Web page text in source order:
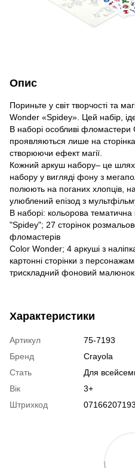
Опис
Пориньте у світ творчості та
Wonder «Spidey». Цей набір,
В наборі особливі фломастери
проявляються лише на
створюючи ефект магії.
Кожний аркуш набору– це
набору у вигляді фону з
полюють на поганих хлопців,
улюблений епізод з
В наборі: кольорова тематична
"Spidey"; 27 сторінок
фломастерів
Color Wonder; 4 аркуші з
картонні сторінки з
трискладний фоновий
Характеристики
Артикул
75-7193
Бренд
Crayola
Стать
Для
Вік
3+
Штрихкод